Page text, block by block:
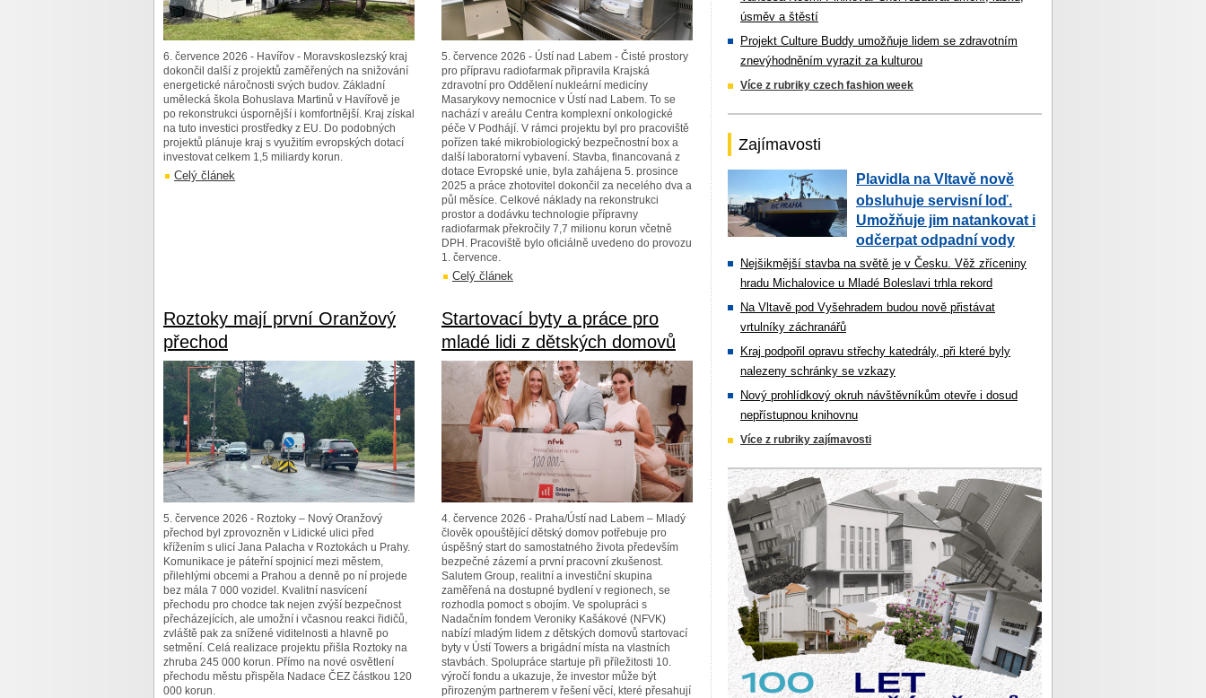
6. července 2026 - Havířov - Moravskoslezský kraj
dokončil další z projektů zaměřených na snižování
energetické náročnosti svých budov. Základní
umělecká škola Bohuslava Martinů v Havířově je
po rekonstrukci úspornější i komfortnější. Kraj získal
na tuto investici prostředky z EU. Do podobných
projektů plánuje kraj s využitím evropských dotací
investovat celkem 1,5 miliardy korun.
Celý článek
5. července 2026 - Ústí nad Labem - Čisté prostory
pro přípravu radiofarmak připravila Krajská
zdravotní pro Oddělení nukleární medicíny
Masarykovy nemocnice v Ústí nad Labem. To se
nachází v areálu Centra komplexní onkologické
péče V Podhájí. V rámci projektu byl pro pracoviště
pořízen také mikrobiologický bezpečnostní box a
další laboratorní vybavení. Stavba, financovaná z
dotace Evropské unie, byla zahájena 5. prosince
2025 a práce zhotovitel dokončil za necelého dva a
půl měsíce. Celkové náklady na rekonstrukci
prostor a dodávku technologie přípravny
radiofarmak překročily 7,7 milionu korun včetně
DPH. Pracoviště bylo oficiálně uvedeno do provozu
1. července.
Celý článek
Roztoky mají první Oranžový
přechod
5. července 2026 - Roztoky – Nový Oranžový
přechod byl zprovozněn v Lidické ulici před
křížením s ulicí Jana Palacha v Roztokách u Prahy.
Komunikace je páteřní spojnicí mezi městem,
přilehlými obcemi a Prahou a denně po ní projede
bez mála 7 000 vozidel. Kvalitní nasvícení
přechodu pro chodce tak nejen zvýší bezpečnost
přecházejících, ale umožní i včasnou reakci řidičů,
zvláště pak za snížené viditelnosti a hlavně po
setmění. Celá realizace projektu přišla Roztoky na
zhruba 245 000 korun. Přímo na nové osvětlení
přechodu městu přispěla Nadace ČEZ částkou 120
000 korun.
Startovací byty a práce pro
mladé lidi z dětských domovů
4. července 2026 - Praha/Ústí nad Labem – Mladý
člověk opouštějící dětský domov potřebuje pro
úspěšný start do samostatného života především
bezpečné zázemí a první pracovní zkušenost.
Salutem Group, realitní a investiční skupina
zaměřená na dostupné bydlení v regionech, se
rozhodla pomoct s obojím. Ve spolupráci s
Nadačním fondem Veroniky Kašákové (NFVK)
nabízí mladým lidem z dětských domovů startovací
byty v Ústí Towers a brigádní místa na vlastních
stavbách. Spolupráce startuje při příležitosti 10.
výročí fondu a ukazuje, že investor může být
přirozeným partnerem v řešení věcí, které přesahují
úsměv a štěstí
Projekt Culture Buddy umožňuje lidem se zdravotním
znevýhodněním vyrazit za kulturou
Více z rubriky czech fashion week
Zajímavosti
Plavidla na Vltavě nově
obsluhuje servisní loď.
Umožňuje jim natankovat i
odčerpat odpadní vody
Nejšikmější stavba na světě je v Česku. Věž zříceniny
hradu Michalovice u Mladé Boleslavi trhla rekord
Na Vltavě pod Vyšehradem budou nově přistávat
vrtulníky záchranářů
Kraj podpořil opravu střechy katedrály, při které byly
nalezeny schránky se vzkazy
Nový prohlídkový okruh návštěvníkům otevře i dosud
nepřístupnou knihovnu
Více z rubriky zajímavosti